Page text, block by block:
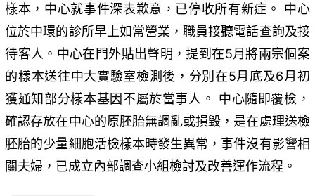
樣本，中心就事件深表歉意，已停收所有新症。 中心
位於中環的診所早上如常營業，職員接聽電話查詢及接
待客人。中心在門外貼出聲明，提到在5月將兩宗個案
的樣本送往中大實驗室檢測後，分別在5月底及6月初
獲通知部分樣本基因不屬於當事人。 中心隨即覆檢，
確認存放在中心的原胚胎無調亂或損毀，是在處理送檢
胚胎的少量細胞活檢樣本時發生異常，事件沒有影響相
關夫婦，已成立內部調查小組檢討及改善運作流程。